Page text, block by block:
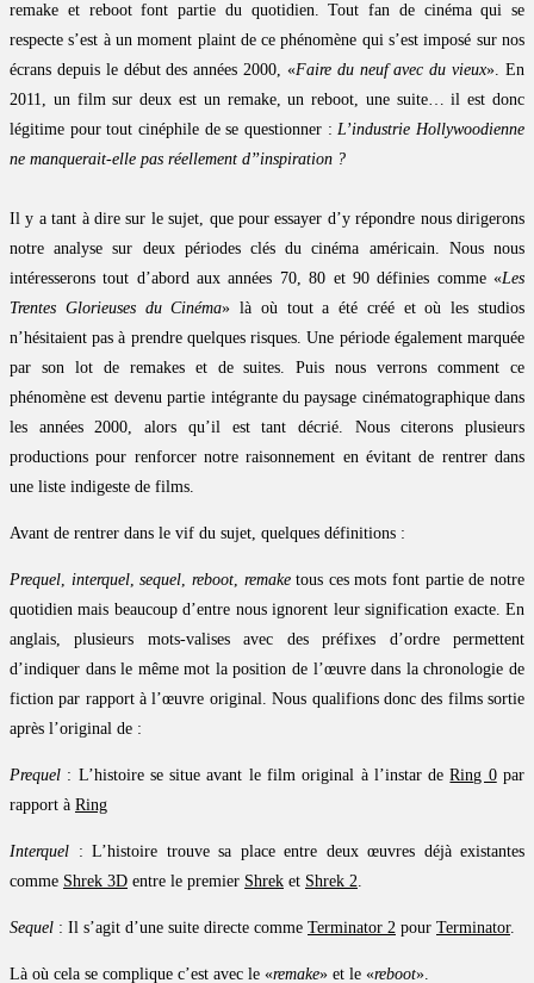
remake et reboot font partie du quotidien. Tout fan de cinéma qui se
respecte s’est à un moment plaint de ce phénomène qui s’est imposé sur nos
écrans depuis le début des années 2000, «Faire du neuf avec du vieux». En
2011, un film sur deux est un remake, un reboot, une suite… il est donc
légitime pour tout cinéphile de se questionner :L’industrie Hollywoodienne
ne manquerait-elle pas réellement d’’inspiration ?
Il y a tant à dire sur le sujet, que pour essayer d’y répondre nous dirigerons
notre analyse sur deux périodes clés du cinéma américain. Nous nous
intéresserons tout d’abord aux années 70, 80 et 90 définies comme «Les
Trentes Glorieuses du Cinéma» là où tout a été créé et où les studios
n’hésitaient pas à prendre quelques risques. Une période également marquée
par son lot de remakes et de suites. Puis nous verrons comment ce
phénomène est devenu partie intégrante du paysage cinématographique dans
les années 2000, alors qu’il est tant décrié. Nous citerons plusieurs
productions pour renforcer notre raisonnement en évitant de rentrer dans
une liste indigeste de films.
Avant de rentrer dans le vif du sujet, quelques définitions :
Prequel, interquel,sequel, reboot, remaketous ces mots font partie de notre
quotidien mais beaucoup d’entre nous ignorent leur signification exacte. En
anglais, plusieurs mots-valises avec des préfixes d’ordre permettent
d’indiquer dans le même mot la position de l’œuvre dans la chronologie de
fiction par rapport à l’œuvre original. Nous qualifions donc des films sortie
après l’original de :
Prequel : L’histoire se situe avant le film original à l’instar deRing 0par
rapport à Ring
Interquel : L’histoire trouve sa place entre deux œuvres déjà existantes
comme Shrek 3D entre le premier Shrek et Shrek 2.
Sequel : Il s’agit d’une suite directe comme Terminator 2 pour Terminator.
Là où cela se complique c’est avec le «remake» et le «reboot».